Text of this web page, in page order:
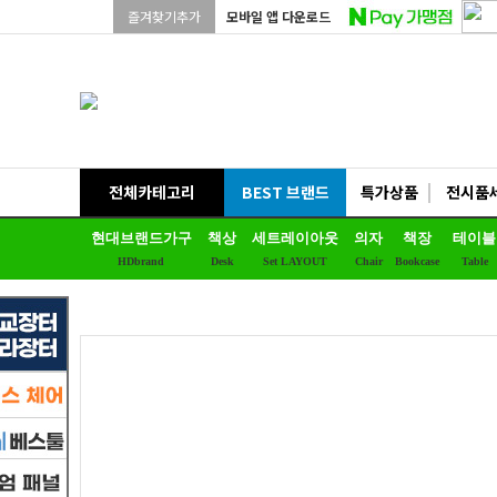
즐겨찾기추가 모바일 앱 다운로드
전체카테고리 BEST 브랜드 특가상품 전시품
현대브랜드가구
HDbrand
책상
Desk
세트레이아웃
Set LAYOUT
의자
Chair
책장
Bookcase
테이블
Table